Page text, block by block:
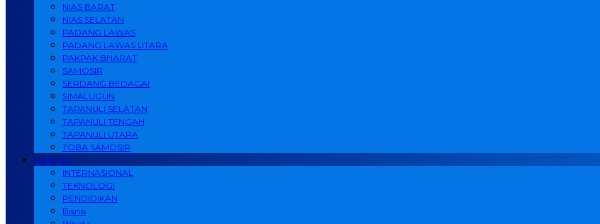
NIAS BARAT
NIAS SELATAN
PADANG LAWAS
PADANG LAWAS UTARA
PAKPAK BHARAT
SAMOSIR
SERDANG BEDAGAI
SIMALUGUN
TAPANULI SELATAN
TAPANULI TENGAH
TAPANULI UTARA
TOBA SAMOSIR
LAINNYA
INTERNASIONAL
TEKNOLOGI
PENDIDIKAN
Bisnis